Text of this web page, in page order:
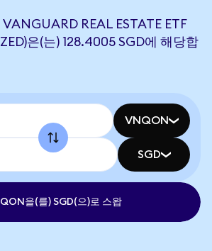
REAL ESTATE ETF
은(는) 128.4005 SGD에 해당합
VNQON
SGD
을(를) SGD(으)로 스왑